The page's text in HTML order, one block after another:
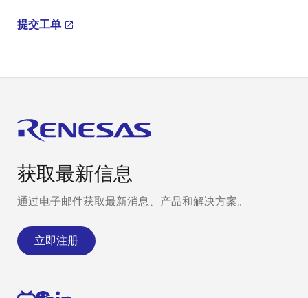
提交工单
获取最新信息
通过电子邮件获取最新消息、产品和解决方案。
立即注册